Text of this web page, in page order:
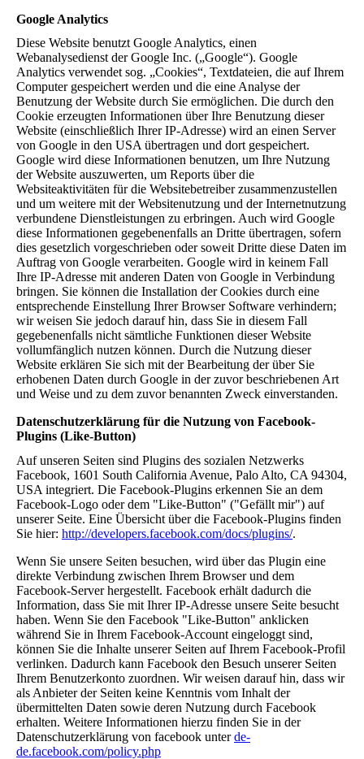
Google Analytics
Diese Website benutzt Google Analytics, einen
Webanalysedienst der Google Inc. („Google“). Google
Analytics verwendet sog. „Cookies“, Textdateien, die auf Ihrem
Computer gespeichert werden und die eine Analyse der
Benutzung der Website durch Sie ermöglichen. Die durch den
Cookie erzeugten Informationen über Ihre Benutzung dieser
Website (einschließlich Ihrer IP-Adresse) wird an einen Server
von Google in den USA übertragen und dort gespeichert.
Google wird diese Informationen benutzen, um Ihre Nutzung
der Website auszuwerten, um Reports über die
Websiteaktivitäten für die Websitebetreiber zusammenzustellen
und um weitere mit der Websitenutzung und der Internetnutzung
verbundene Dienstleistungen zu erbringen. Auch wird Google
diese Informationen gegebenenfalls an Dritte übertragen, sofern
dies gesetzlich vorgeschrieben oder soweit Dritte diese Daten im
Auftrag von Google verarbeiten. Google wird in keinem Fall
Ihre IP-Adresse mit anderen Daten von Google in Verbindung
bringen. Sie können die Installation der Cookies durch eine
entsprechende Einstellung Ihrer Browser Software verhindern;
wir weisen Sie jedoch darauf hin, dass Sie in diesem Fall
gegebenenfalls nicht sämtliche Funktionen dieser Website
vollumfänglich nutzen können. Durch die Nutzung dieser
Website erklären Sie sich mit der Bearbeitung der über Sie
erhobenen Daten durch Google in der zuvor beschriebenen Art
und Weise und zu dem zuvor benannten Zweck einverstanden.
Datenschutzerklärung für die Nutzung von Facebook-
Plugins (Like-Button)
Auf unseren Seiten sind Plugins des sozialen Netzwerks
Facebook, 1601 South California Avenue, Palo Alto, CA 94304,
USA integriert. Die Facebook-Plugins erkennen Sie an dem
Facebook-Logo oder dem "Like-Button" ("Gefällt mir") auf
unserer Seite. Eine Übersicht über die Facebook-Plugins finden
Sie hier: http://developers.facebook.com/docs/plugins/.
Wenn Sie unsere Seiten besuchen, wird über das Plugin eine
direkte Verbindung zwischen Ihrem Browser und dem
Facebook-Server hergestellt. Facebook erhält dadurch die
Information, dass Sie mit Ihrer IP-Adresse unsere Seite besucht
haben. Wenn Sie den Facebook "Like-Button" anklicken
während Sie in Ihrem Facebook-Account eingeloggt sind,
können Sie die Inhalte unserer Seiten auf Ihrem Facebook-Profil
verlinken. Dadurch kann Facebook den Besuch unserer Seiten
Ihrem Benutzerkonto zuordnen. Wir weisen darauf hin, dass wir
als Anbieter der Seiten keine Kenntnis vom Inhalt der
übermittelten Daten sowie deren Nutzung durch Facebook
erhalten. Weitere Informationen hierzu finden Sie in der
Datenschutzerklärung von facebook unterde-
de.facebook.com/policy.php